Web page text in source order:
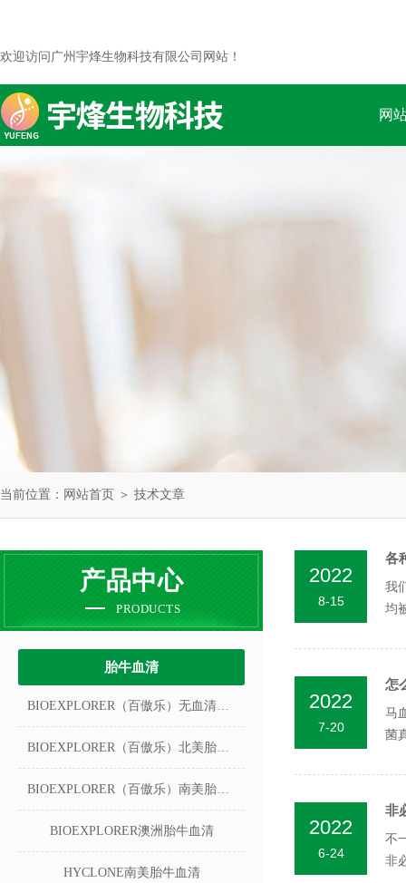
欢迎访问广州宇烽生物科技有限公司网站！
网
当前位置： 网站首页 ＞ 技术文章
产品中心
PRODUCTS
胎牛血清
BIOEXPLORER（百傲乐）无血清冻存液
BIOEXPLORER（百傲乐）北美胎牛血清
BIOEXPLORER（百傲乐）南美胎牛血清
BIOEXPLORER澳洲胎牛血清
HYCLONE南美胎牛血清
2022
8-15
各
我
均
2022
7-20
怎
马
菌
2022
6-24
非
不
非